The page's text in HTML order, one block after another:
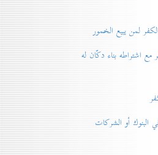
لمن يبيع الخمور
اشتراطه بناء دكّان له
أو الشركات